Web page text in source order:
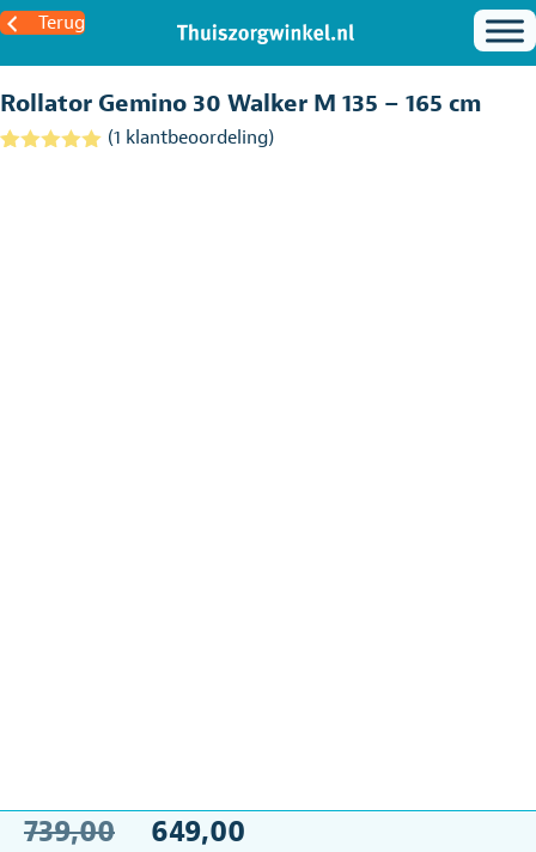
Terug
Rollator Gemino 30 Walker M 135 – 165 cm
(1 klantbeoordeling)
739,00
Oorspronkelijke
649,00